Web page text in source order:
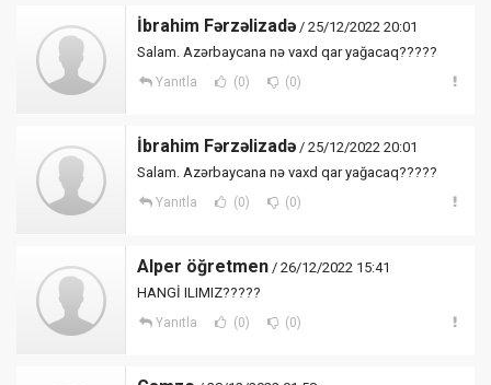
İbrahim Fərzəlizadə / 25/12/2022 20:01
Salam. Azərbaycana nə vaxd qar yağacaq?????
Yanıtla (0) (0)
İbrahim Fərzəlizadə / 25/12/2022 20:01
Salam. Azərbaycana nə vaxd qar yağacaq?????
Yanıtla (0) (0)
Alper öğretmen / 26/12/2022 15:41
HANGİ ILIMIZ?????
Yanıtla (0) (0)